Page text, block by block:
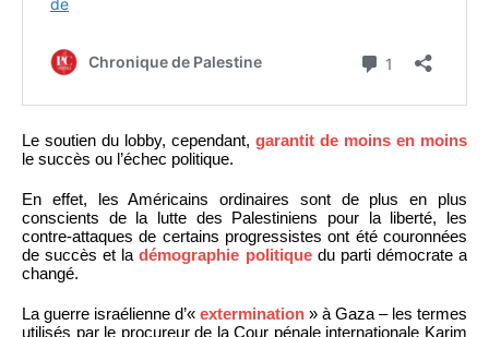
Le soutien du lobby, cependant, garantit de moins en moins
le succès ou l’échec politique.
En effet, les Américains ordinaires sont de plus en plus
conscients de la lutte des Palestiniens pour la liberté, les
contre-attaques de certains progressistes ont été couronnées
de succès et ladémographie politiquedu parti démocrate a
changé.
La guerre israélienne d’« extermination » à Gaza – les termes
utilisés par le procureur de la Cour pénale internationale Karim